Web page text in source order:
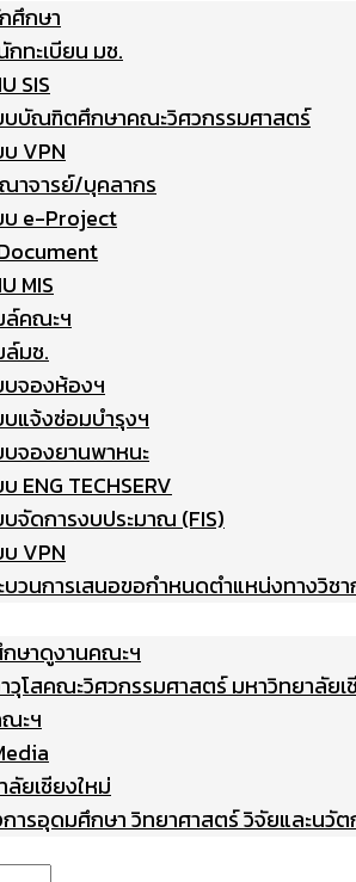
ศึกษา
กทะเบียน มช.
SIS
บบัณฑิตศึกษาคณะวิศวกรรมศาสตร์
บ VPN
าจารย์/บุคลากร
บ e-Project
MIS
ล์คณะฯ
ล์มช.
บจองห้องฯ
บแจ้งซ่อมบำรุงฯ
บจองยานพาหนะ
บ ENG TECHSERV
บจัดการงบประมาณ (FIS)
บ VPN
บวนการเสนอขอกำหนดตำแหน่งทางวิช
กษาดูงานคณะฯ
วุโสคณะวิศวกรรมศาสตร์ มหาวิทยาลัยเ
ะฯ
ยเชียงใหม่
การอุดมศึกษา วิทยาศาสตร์ วิจัยและนวั